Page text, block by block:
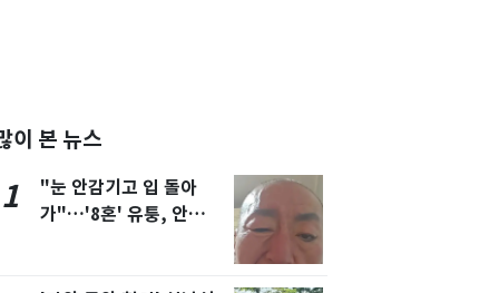
이 본 뉴스
1
"눈 안감기고 입 돌아
가"…'8혼' 유퉁, 안면